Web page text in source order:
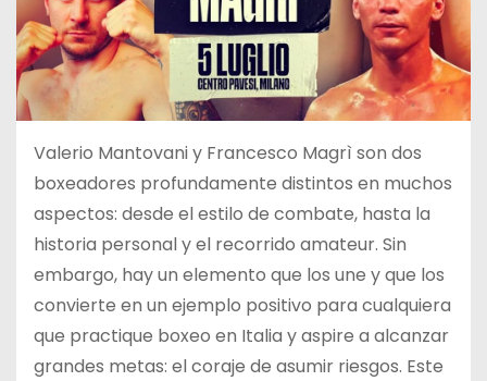
Valerio Mantovani y Francesco Magrì son dos
boxeadores profundamente distintos en muchos
aspectos: desde el estilo de combate, hasta la
historia personal y el recorrido amateur. Sin
embargo, hay un elemento que los une y que los
convierte en un ejemplo positivo para cualquiera
que practique boxeo en Italia y aspire a alcanzar
grandes metas: el coraje de asumir riesgos. Este